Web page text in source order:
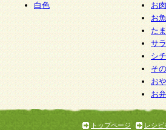
白色
お
お
た
サ
シ
そ
お
お
トップページ
レシピ